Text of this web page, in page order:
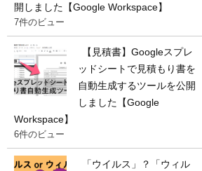
開しました【Google Workspace】
7件のビュー
【見積書】Googleスプレ
ッドシートで見積もり書を
自動生成するツールを公開
しました【Google
Workspace】
6件のビュー
「ウイルス」？「ウィル